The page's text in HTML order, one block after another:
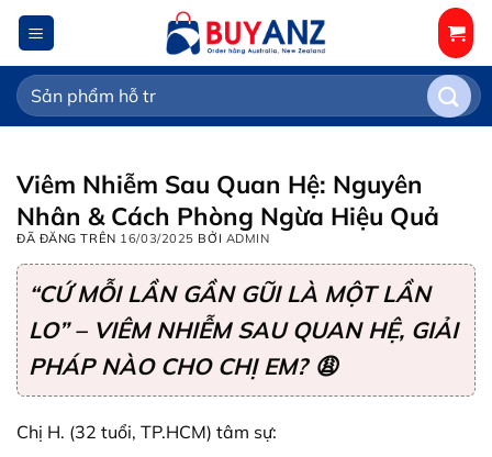
Chuyển
đến
nội
dung
Tìm
kiếm:
Viêm Nhiễm Sau Quan Hệ: Nguyên
Nhân & Cách Phòng Ngừa Hiệu Quả
ĐÃ ĐĂNG TRÊN 16/03/2025 BỞI ADMIN
“CỨ MỖI LẦN GẦN GŨI LÀ MỘT LẦN
LO” – VIÊM NHIỄM SAU QUAN HỆ, GIẢI
PHÁP NÀO CHO CHỊ EM? 😩
Chị H. (32 tuổi, TP.HCM) tâm sự: